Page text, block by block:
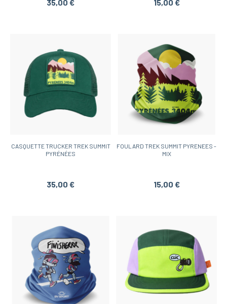
35,00 € 15,00 €
CASQUETTE TRUCKER TREK SUMMIT
PYRÉNÉES
35,00 €
FOULARD TREK SUMMIT PYRENEES -
MIX
15,00 €